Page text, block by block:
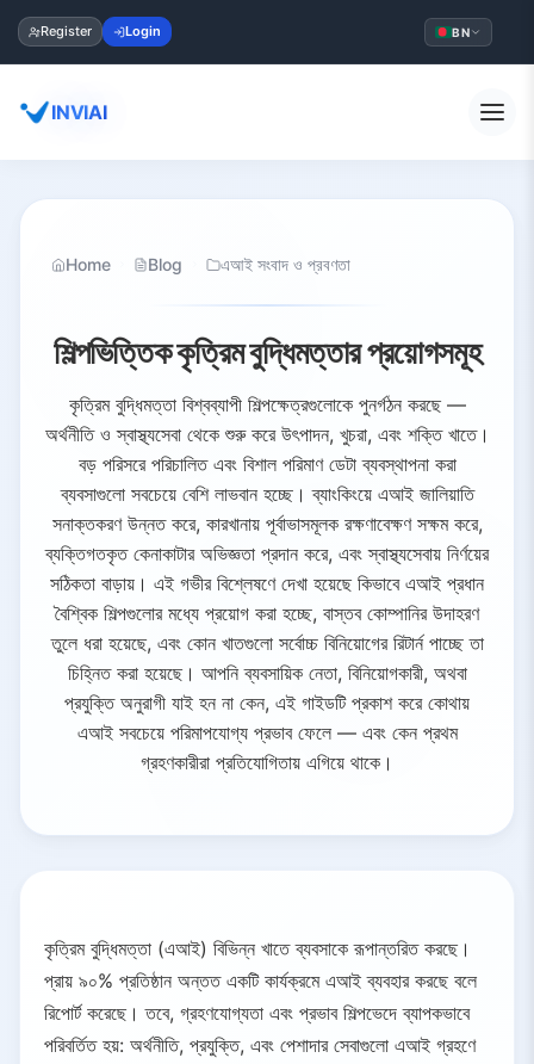
Register Login BN
INVIAI
Home Blog এআই সংবাদ ও প্রবণতা
শিল্পভিত্তিক কৃত্রিম বুদ্ধিমত্তার প্রয়োগসমূহ
কৃত্রিম বুদ্ধিমত্তা বিশ্বব্যাপী শিল্পক্ষেত্রগুলোকে পুনর্গঠন করছে —
অর্থনীতি ও স্বাস্থ্যসেবা থেকে শুরু করে উৎপাদন, খুচরা, এবং শক্তি খাতে।
বড় পরিসরে পরিচালিত এবং বিশাল পরিমাণ ডেটা ব্যবস্থাপনা করা
ব্যবসাগুলো সবচেয়ে বেশি লাভবান হচ্ছে। ব্যাংকিংয়ে এআই জালিয়াতি
সনাক্তকরণ উন্নত করে, কারখানায় পূর্বাভাসমূলক রক্ষণাবেক্ষণ সক্ষম করে,
ব্যক্তিগতকৃত কেনাকাটার অভিজ্ঞতা প্রদান করে, এবং স্বাস্থ্যসেবায় নির্ণয়ের
সঠিকতা বাড়ায়। এই গভীর বিশ্লেষণে দেখা হয়েছে কিভাবে এআই প্রধান
বৈশ্বিক শিল্পগুলোর মধ্যে প্রয়োগ করা হচ্ছে, বাস্তব কোম্পানির উদাহরণ
তুলে ধরা হয়েছে, এবং কোন খাতগুলো সর্বোচ্চ বিনিয়োগের রিটার্ন পাচ্ছে তা
চিহ্নিত করা হয়েছে। আপনি ব্যবসায়িক নেতা, বিনিয়োগকারী, অথবা
প্রযুক্তি অনুরাগী যাই হন না কেন, এই গাইডটি প্রকাশ করে কোথায়
এআই সবচেয়ে পরিমাপযোগ্য প্রভাব ফেলে — এবং কেন প্রথম
গ্রহণকারীরা প্রতিযোগিতায় এগিয়ে থাকে।
কৃত্রিম বুদ্ধিমত্তা (এআই) বিভিন্ন খাতে ব্যবসাকে রূপান্তরিত করছে।
প্রায় ৯০% প্রতিষ্ঠান অন্তত একটি কার্যক্রমে এআই ব্যবহার করছে বলে
রিপোর্ট করেছে। তবে, গ্রহণযোগ্যতা এবং প্রভাব শিল্পভেদে ব্যাপকভাবে
পরিবর্তিত হয়: অর্থনীতি, প্রযুক্তি, এবং পেশাদার সেবাগুলো এআই গ্রহণে